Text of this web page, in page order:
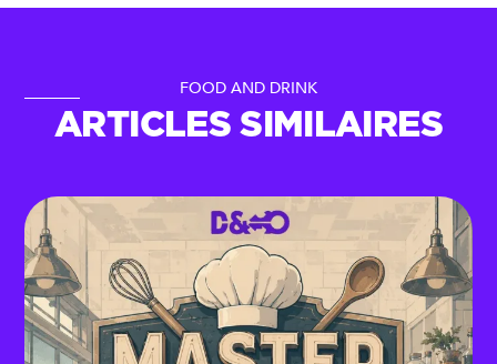
FOOD AND DRINK
ARTICLES SIMILAIRES